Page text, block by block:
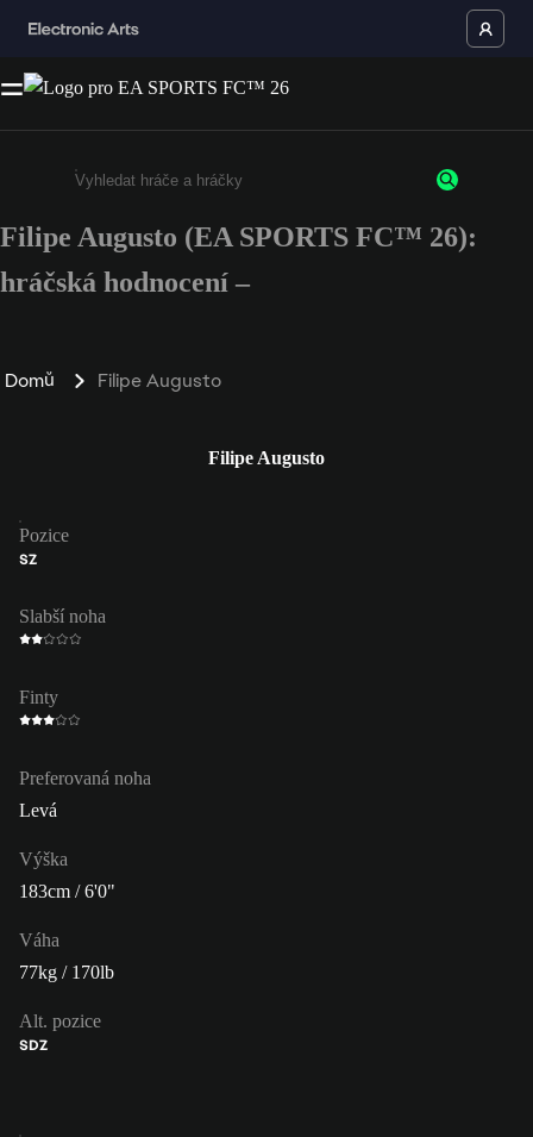
Enter a minimum of 3 characters or numbers
Filipe Augusto (EA SPORTS FC™ 26):
hráčská hodnocení –
Domů Filipe Augusto
Filipe Augusto
Pozice
SZ
Slabší noha
Finty
Preferovaná noha
Levá
Výška
183cm / 6'0"
Váha
77kg / 170lb
Alt. pozice
SDZ